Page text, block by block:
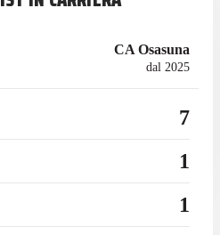
CA Osasuna
dal 2025
7
1
1